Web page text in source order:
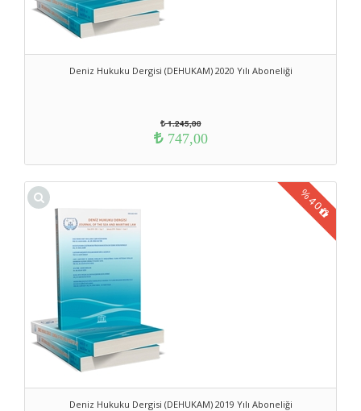
Deniz Hukuku Dergisi (DEHUKAM) 2020 Yılı Aboneliği
1.245,00
747,00
Deniz Hukuku Dergisi (DEHUKAM) 2019 Yılı Aboneliği
%40